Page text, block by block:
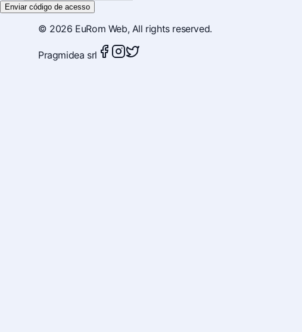
Enviar código de acesso
© 2026 EuRom Web, All rights reserved.
Pragmidea srl